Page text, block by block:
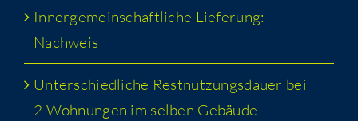
Inner­ge­mein­schaft­li­che Lie­fe­rung:
Nachweis
Unter­schied­li­che Rest­nut­zungs­dau­er bei
2 Woh­nun­gen im sel­ben Gebäude